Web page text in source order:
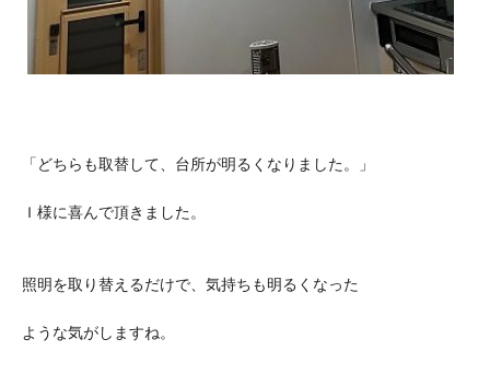
「どちらも取替して、台所が明るくなりました。」
Ｉ様に喜んで頂きました。
照明を取り替えるだけで、気持ちも明るくなった
ような気がしますね。